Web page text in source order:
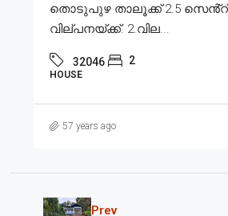
തൊടുപുഴ താലൂക്ക് 2.5 സെൻ്റ്
വില്പനയ്ക്ക്. 2.വില...
32046 2
HOUSE
57 years ago
Prev